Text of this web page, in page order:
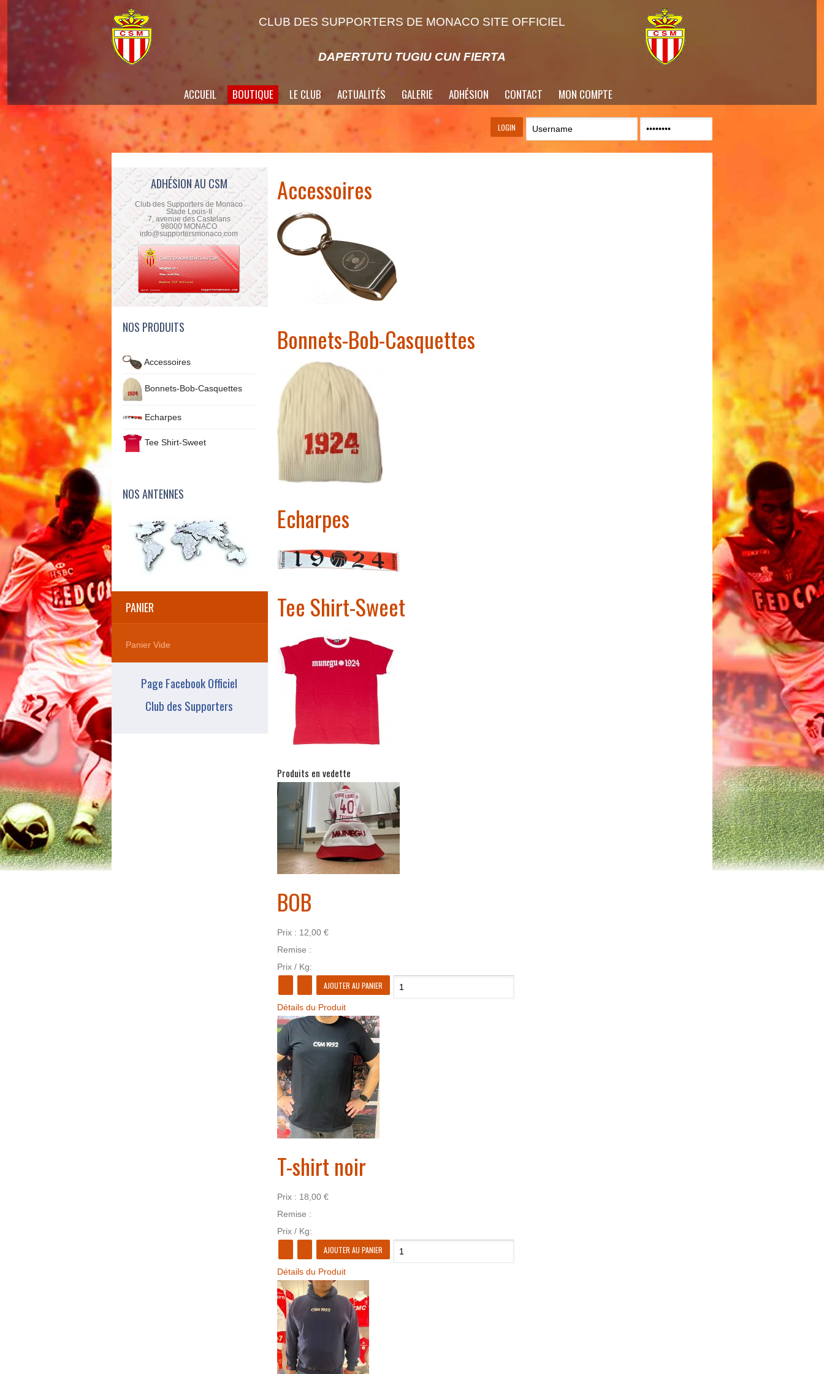
CLUB DES SUPPORTERS DE MONACO SITE OFFICIEL
DAPERTUTU TUGIU CUN FIERTA
ACCUEIL BOUTIQUE LE CLUB ACTUALITÉS GALERIE ADHÉSION CONTACT MON COMPTE
LOGIN
ADHÉSION AU CSM
Club des Supporters de Monaco
Stade Louis-II
7, avenue des Castelans
98000 MONACO
info@supportersmonaco.com
NOS PRODUITS
Accessoires
Bonnets-Bob-Casquettes
Echarpes
Tee Shirt-Sweet
NOS ANTENNES
PANIER
Panier Vide
Page Facebook Officiel
Club des Supporters
Accessoires
Bonnets-Bob-Casquettes
Echarpes
Tee Shirt-Sweet
Produits en vedette
BOB
Prix : 12,00 €
Remise :
Prix / Kg:
Détails du Produit
T-shirt noir
Prix : 18,00 €
Remise :
Prix / Kg:
Détails du Produit